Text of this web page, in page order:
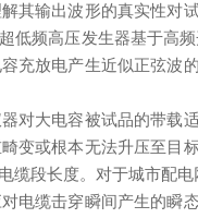
其输出波形的真实性
低频高压发生器基于高
充放电产生近似正弦
对大电容被试品的带
变或根本无法升压至
缆段长度。对于城市配
电缆击穿瞬间产生的瞬